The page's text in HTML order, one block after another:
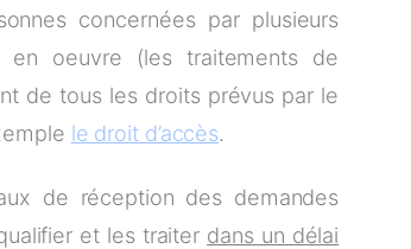
concernées par plusieurs
oeuvre (les traitements de
de tous les droits prévus par le
le droit d’accès.
de réception des demandes
et les traiter dans un délai